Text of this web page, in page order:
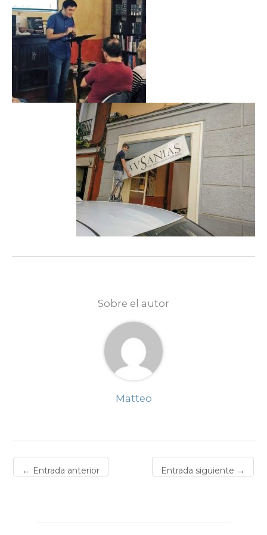
Sobre el autor
Matteo
← Entrada anterior Entrada siguiente →